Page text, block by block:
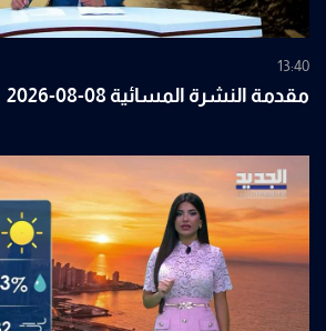
13:40
مقدمة النشرة المسائية 08-08-2026